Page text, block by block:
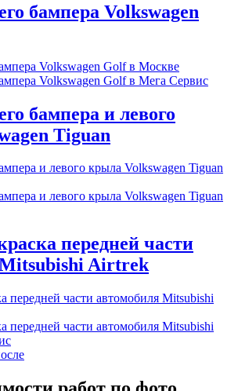
бампера Volkswagen
бампера и левого
Tiguan
передней части
Airtrek